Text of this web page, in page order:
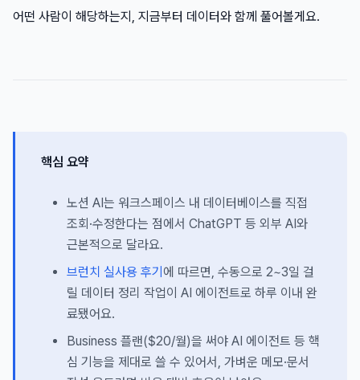
어떤 사람이 해당하는지, 지금부터 데이터와 함께 풀어볼게요.
핵심 요약
노션 AI는 워크스페이스 내 데이터베이스를 직접
조회·수정한다는 점에서 ChatGPT 등 외부 AI와
근본적으로 달라요.
브런치 실사용 후기 에 따르면, 수동으로 2~3일 걸
릴 데이터 정리 작업이 AI 에이전트로 하루 이내 완
료됐어요.
Business 플랜($20/월)을 써야 AI 에이전트 등 핵
심 기능을 제대로 쓸 수 있어서, 가벼운 메모·문서